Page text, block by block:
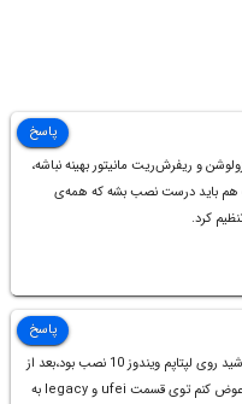
و ریفرش‌ریت مانیتور بهینه نباشه،
هم باید درست نصب بشه که همه‌ی
کرد.
پاسخ
با عرض سلام و خسته نباشید روی لپتاپم ویندوز 10 نصب بود،بعد از
چند مدت اومدم ویندوز عوض کنم توی قسمت ufei و legacy به
پاسخ